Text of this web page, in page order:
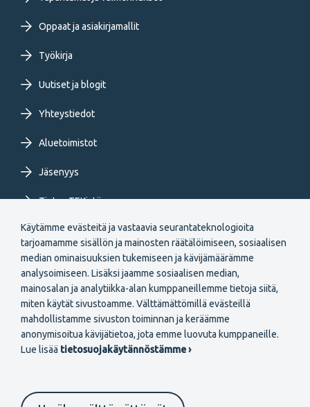
Käytämme evästeitä ja vastaavia seurantateknologioita
tarjoamamme sisällön ja mainosten räätälöimiseen, sosiaalisen
median ominaisuuksien tukemiseen ja kävijämäärämme
analysoimiseen. Lisäksi jaamme sosiaalisen median,
mainosalan ja analytiikka-alan kumppaneillemme tietoja siitä,
miten käytät sivustoamme. Välttämättömillä evästeillä
mahdollistamme sivuston toiminnan ja keräämme
anonymisoitua kävijätietoa, jota emme luovuta kumppaneille.
Lue lisää tietosuojakäytännöstämme ›
primary
menu
FI
Oppaat ja asiakirjamallit
Työkirja
Uutiset ja blogit
Yhteystiedot
Aluetoimistot
Jäsenyys
Tietoa TEKistä
Extranet
Secondary
Liity jäseneksi